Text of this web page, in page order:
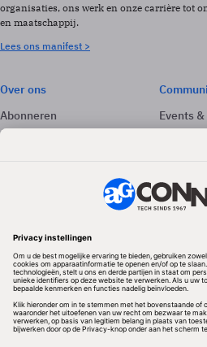
organisaties, ons werk en onze carrière tot
en maatschappij.
Lees ons manifest >
Over ons
Abonneren
Adverteren
Events
Volg ons
Redactionele partner